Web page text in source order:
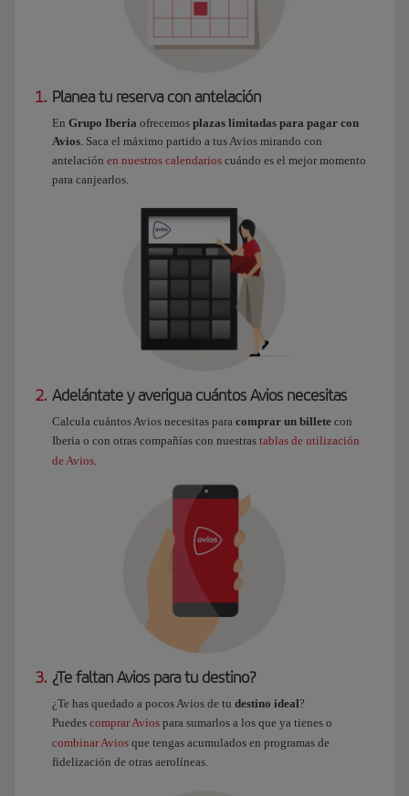
1. Planea tu reserva con antelación
En Grupo Iberia ofrecemos plazas limitadas para pagar con
Avios. Saca el máximo partido a tus Avios mirando con
antelación en nuestros calendarios cuándo es el mejor momento
para canjearlos.
2. Adelántate y averigua cuántos Avios necesitas
Calcula cuántos Avios necesitas para comprar un billete con
Iberia o con otras compañías con nuestras tablas de utilización
de Avios.
3. ¿Te faltan Avios para tu destino?
¿Te has quedado a pocos Avios de tu destino ideal?
Puedes comprar Avios para sumarlos a los que ya tienes o
combinar Avios que tengas acumulados en programas de
fidelización de otras aerolíneas.